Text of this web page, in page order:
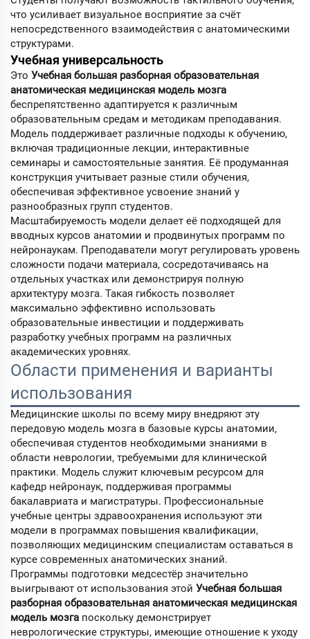
что усиливает визуальное восприятие за счёт
непосредственного взаимодействия с анатомическими
структурами.
Учебная универсальность
Это Учебная большая разборная образовательная
анатомическая медицинская модель мозга
беспрепятственно адаптируется к различным
образовательным средам и методикам преподавания.
Модель поддерживает различные подходы к обучению,
включая традиционные лекции, интерактивные
семинары и самостоятельные занятия. Её продуманная
конструкция учитывает разные стили обучения,
обеспечивая эффективное усвоение знаний у
разнообразных групп студентов.
Масштабируемость модели делает её подходящей для
вводных курсов анатомии и продвинутых программ по
нейронаукам. Преподаватели могут регулировать уровень
сложности подачи материала, сосредотачиваясь на
отдельных участках или демонстрируя полную
архитектуру мозга. Такая гибкость позволяет
максимально эффективно использовать
образовательные инвестиции и поддерживать
разработку учебных программ на различных
академических уровнях.
Области применения и варианты
использования
Медицинские школы по всему миру внедряют эту
передовую модель мозга в базовые курсы анатомии,
обеспечивая студентов необходимыми знаниями в
области неврологии, требуемыми для клинической
практики. Модель служит ключевым ресурсом для
кафедр нейронаук, поддерживая программы
бакалавриата и магистратуры. Профессиональные
учебные центры здравоохранения используют эти
модели в программах повышения квалификации,
позволяющих медицинским специалистам оставаться в
курсе современных анатомических знаний.
Программы подготовки медсестёр значительно
выигрывают от использования этой Учебная большая
разборная образовательная анатомическая медицинская
модель мозга поскольку демонстрирует
неврологические структуры, имеющие отношение к уходу